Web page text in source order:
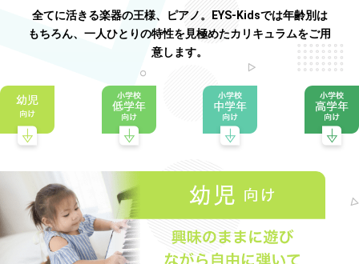
全てに活きる楽器の王様、ピアノ。EYS-Kidsでは年齢別は
もちろん、一人ひとりの特性を見極めたカリキュラムをご用
意します。